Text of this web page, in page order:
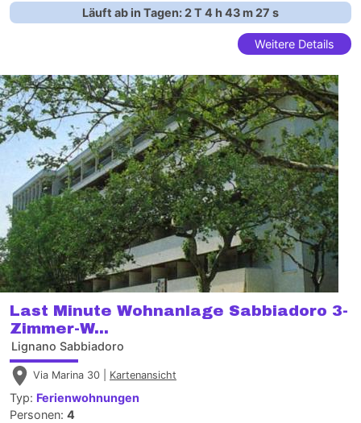
Läuft ab in Tagen:2T 4 h 43m26 s
Weitere Details
Last Minute Wohnanlage Sabbiadoro 3-
Zimmer-W...
Lignano Sabbiadoro
Via Marina 30 | Kartenansicht
Typ: Ferienwohnungen
Personen: 4